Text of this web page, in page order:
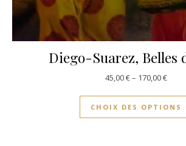
Diego-Suarez, Belles
45,00€– 170,00€
CHOIX DES OPTIONS